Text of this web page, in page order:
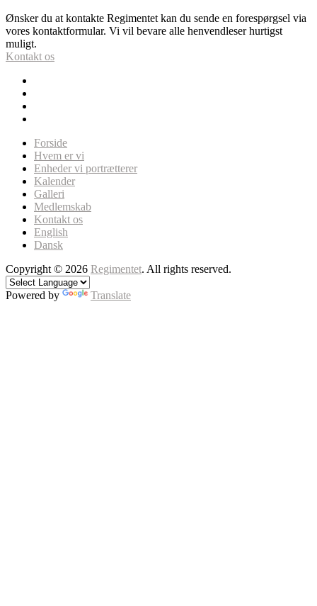
Ønsker du at kontakte Regimentet kan du sende en forespørgsel via
vores kontaktformular. Vi vil bevare alle henvendleser hurtigst
muligt.
Kontakt os
Forside
Hvem er vi
Enheder vi portrætterer
Kalender
Galleri
Medlemskab
Kontakt os
English
Dansk
Copyright © 2026 Regimentet. All rights reserved.
Powered by Translate